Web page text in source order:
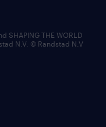
SHAPING THE WORLD
N.V. © Randstad N.V